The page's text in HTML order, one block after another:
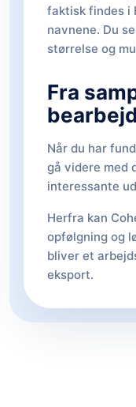
faktisk findes i
navnene. Du
størrelse og
Fra
Når du har
gå videre med
interessante
Herfra kan
opfølgning og
bliver et
eksport.